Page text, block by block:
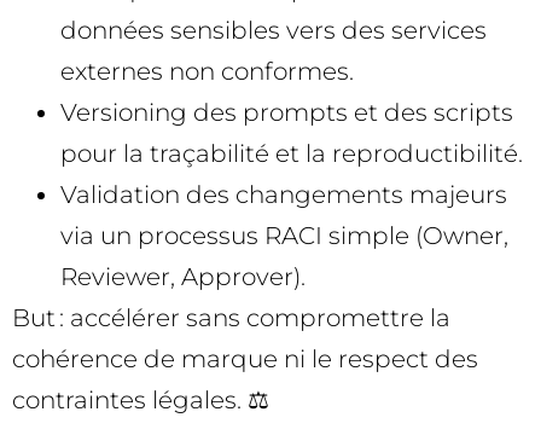
données sensibles vers des services
externes non conformes.
Versioning des prompts et des scripts
pour la traçabilité et la reproductibilité.
Validation des changements majeurs
via un processus RACI simple (Owner,
Reviewer, Approver).
But : accélérer sans compromettre la
cohérence de marque ni le respect des
contraintes légales. ⚖️